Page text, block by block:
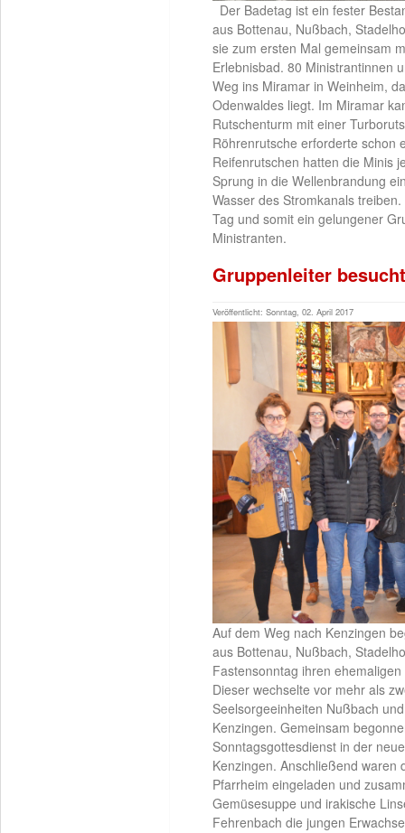
Der Badetag ist ein fester
aus Bottenau, Nußbach,
sie zum ersten Mal gemeinsam
Erlebnisbad. 80 Ministrantinnen
Weg ins Miramar in Weinheim,
Odenwaldes liegt. Im Miramar
Rutschenturm mit einer
Röhrenrutsche erforderte schon
Reifenrutschen hatten die Minis
Sprung in die Wellenbrandung
Wasser des Stromkanals
Tag und somit ein gelungener
Ministranten.
Gruppenleiter
Veröffentlicht: Sonntag, 02. April 2017
Auf dem Weg nach Kenzingen
aus Bottenau, Nußbach,
Fastensonntag ihren
Dieser wechselte vor mehr als
Seelsorgeeinheiten Nußbach
Kenzingen. Gemeinsam
Sonntagsgottesdienst in der
Kenzingen. Anschließend
Pfarrheim eingeladen und
Gemüsesuppe und irakische
Fehrenbach die jungen